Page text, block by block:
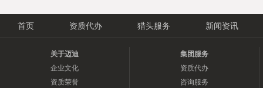
首页 资质代办 猎头服务 新闻资讯
关于迈迪
企业文化
资质荣誉
集团服务
资质代办
咨询服务